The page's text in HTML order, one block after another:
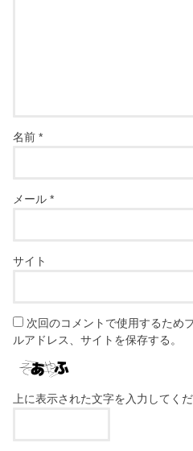
名前*
メール*
サイト
次回のコメントで使用するため
ルアドレス、サイトを保存する。
上に表示された文字を入力してくだ